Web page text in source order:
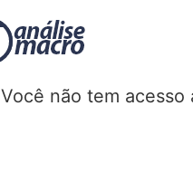
Você não tem